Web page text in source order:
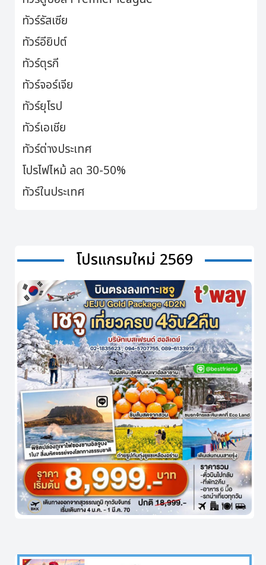
ทัวร์รัสเซีย
ทัวร์อียิปต์
ทัวร์ตุรกี
ทัวร์จอร์เจีย
ทัวร์ยุโรป
ทัวร์เอเชีย
ทัวร์ต่างประเทศ
โปรไฟไหม้ ลด 30-50%
ทัวร์ในประเทศ
โปรแกรมใหม่ 2569